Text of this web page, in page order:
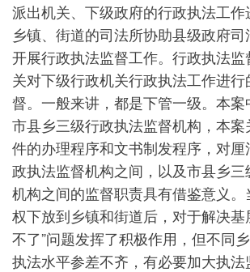
派出机关、下级政府的行政执法工
乡镇、街道的司法所协助县级政府
开展行政执法监督工作。行政执法
关对下级行政机关行政执法工作进
督。一般来讲，都是下管一级。本
市县乡三级行政执法监督机构，本
件的办理程序和文书制发程序，对
政执法监督机构之间，以及市县乡
机构之间的监督职责具有借鉴意义
权下放到乡镇和街道后，对于解决基
不了”问题发挥了积极作用，但不同
执法水平参差不齐，有必要加大执